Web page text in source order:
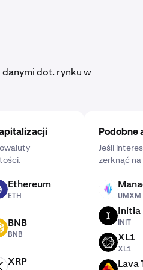
którą chcesz wydać, i
i wybierając
tydzień lub co miesiąc.
dot. rynku w
Ethereum
ETH
BNB
BNB
XRP
Podobne
Jeśli
zerknąć
UMXM
UMXM
Initia
INIT
XL1 XL1
XL1
LAVA Lava